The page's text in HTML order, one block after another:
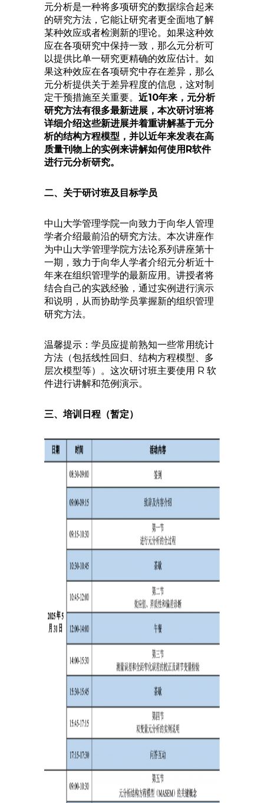
元分析是一种将多项研究的数据综合起来
的研究方法，它能让研究者更全面地了解
某种效应或者检测新的理论。如果这种效
应在各项研究中保持一致，那么元分析可
以提供比单一研究更精确的效应估计。如
果这种效应在各项研究中存在差异，那么
元分析提供关于差异程度的信息，这对制
定干预措施至关重要。 近10年来，元分析
研究方法有很多最新进展，本次研讨班将
详细介绍这些新进展并着重讲解基于元分
析的结构方程模型，并以近年来发表在高
质量刊物上的实例来讲解如何使用R软件
进行元分析研究。
二、关于研讨班及目标学员
中山大学管理学院一向致力于向华人管理
学者介绍最前沿的研究方法。本次讲座作
为中山大学管理学院方法论系列讲座第十
一期，致力于向华人学者介绍元分析近十
年来在组织管理学的最新应用。讲授者将
结合自己的实践经验，通过实例进行演示
和说明，从而协助学员掌握新的组织管理
研究方法。
温馨提示：学员应提前熟知一些常用统计
方法（包括线性回归、结构方程模型、多
层次模型等）。这次研讨班主要使用 R 软
件进行讲解和范例演示。
三、培训日程（暂定）